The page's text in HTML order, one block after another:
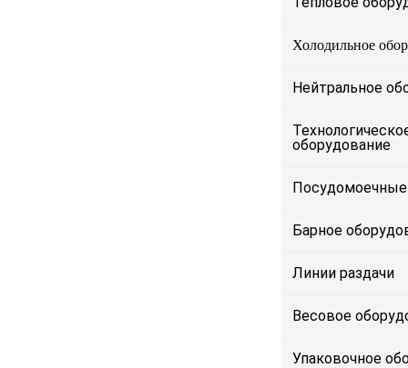
Холодильное
Нейтральное
оборудование
Барное
Линии раздачи
Весовое
Упаковочное